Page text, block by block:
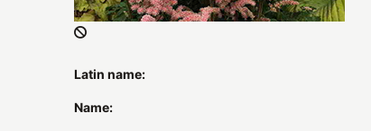
Latin name:
Name: